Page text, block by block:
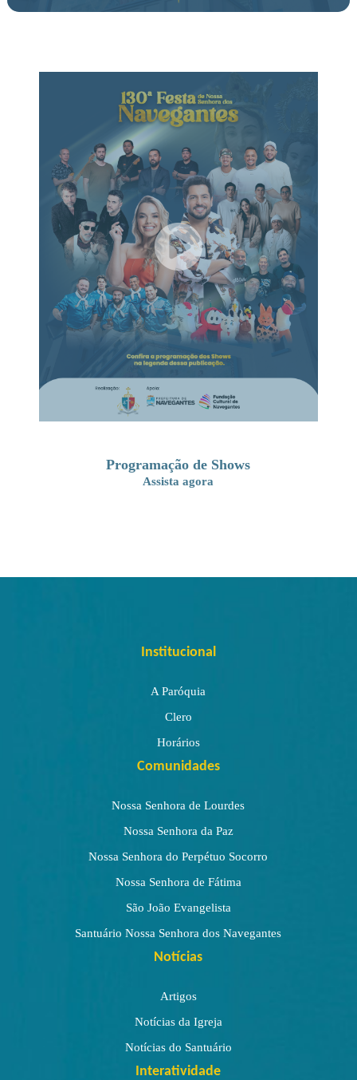
Programação de Shows
Assista agora
Institucional
A Paróquia
Clero
Horários
Comunidades
Nossa Senhora de Lourdes
Nossa Senhora da Paz
Nossa Senhora do Perpétuo Socorro
Nossa Senhora de Fátima
São João Evangelista
Santuário Nossa Senhora dos Navegantes
Notícias
Artigos
Notícias da Igreja
Notícias do Santuário
Interatividade